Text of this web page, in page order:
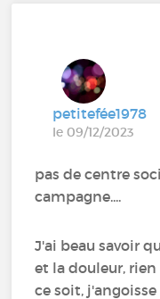
petitefée1978
le 09/12/2023
pas de centre
campagne....
J'ai beau savoir
et la douleur,
ce soit,